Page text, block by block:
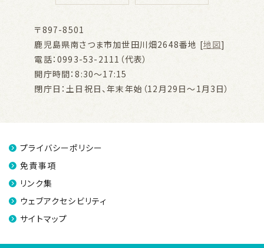
〒897-8501
鹿児島県南さつま市加世田川畑2648番地 [地図]
電話：0993-53-2111（代表）
開庁時間：8:30～17:15
閉庁日：土日祝日、年末年始（12月29日～1月3日）
プライバシーポリシー
免責事項
リンク集
ウェブアクセシビリティ
サイトマップ